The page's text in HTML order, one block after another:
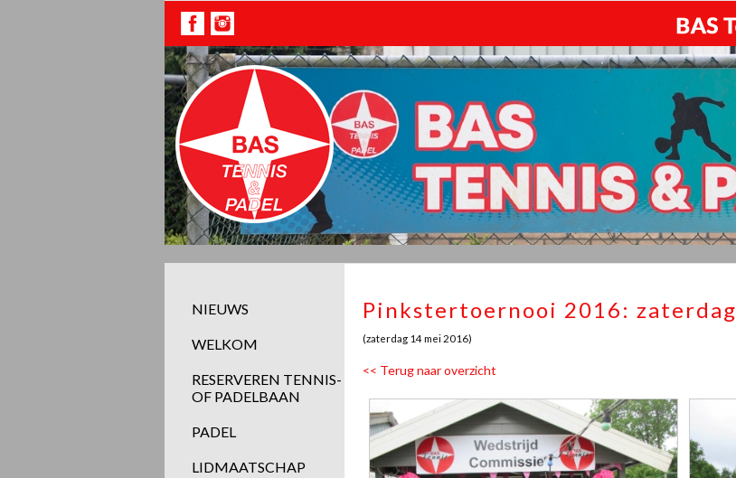
NIEUWS
WELKOM
RESERVEREN TENNIS-
OF PADELBAAN
PADEL
LIDMAATSCHAP
Pinkstertoernooi 2016: zaterdag
(zaterdag 14 mei 2016)
<< Terug naar overzicht